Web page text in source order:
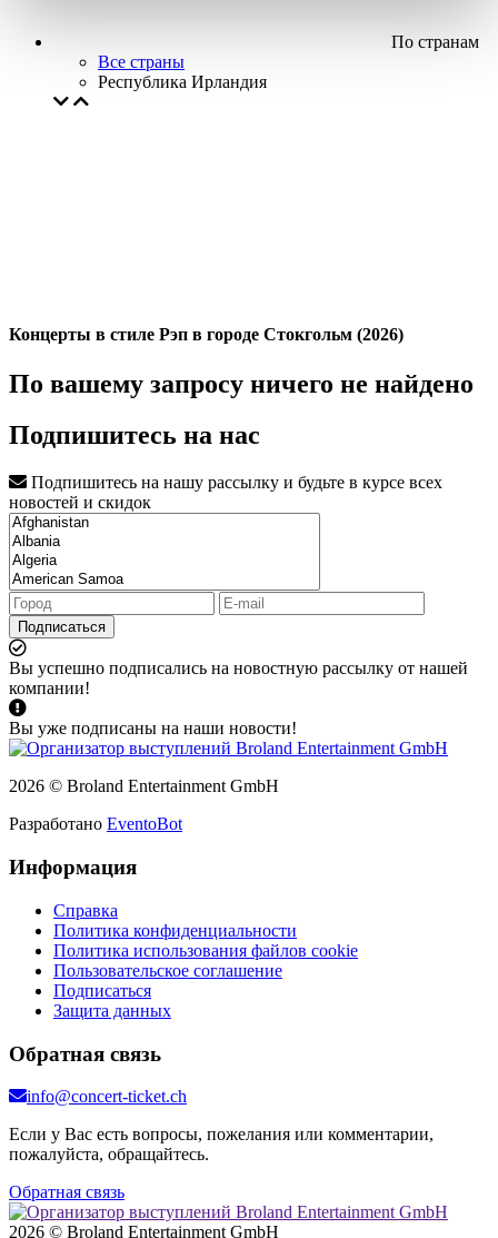
По странам
Все страны
Республика Ирландия
Концерты в стиле Рэп в городе Стокгольм (2026)
По вашему запросу ничего не найдено
Подпишитесь на нас
Подпишитесь на нашу рассылку и будьте в курсе всех
новостей и скидок
Подписаться
Вы успешно подписались на новостную рассылку от нашей
компании!
Вы уже подписаны на наши новости!
2026 © Broland Entertainment GmbH
Разработано EventoBot
Информация
Справка
Политика конфиденциальности
Политика использования файлов cookie
Пользовательское соглашение
Подписаться
Защита данных
Обратная связь
info@concert-ticket.ch
Если у Вас есть вопросы, пожелания или комментарии,
пожалуйста, обращайтесь.
Обратная связь
2026 © Broland Entertainment GmbH